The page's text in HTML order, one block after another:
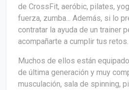
de CrossFit, aeróbic, pilates,
fuerza, zumba... Además, si lo
contratar la ayuda de un trainer
acompañarte a cumplir tus retos.
Muchos de ellos están
de última generación y muy
musculación, sala de spinning,